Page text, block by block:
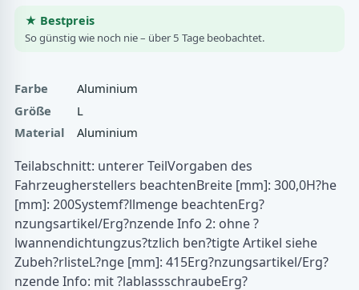
★ Bestpreis
So günstig wie noch nie – über 5 Tage beobachtet.
Farbe
Aluminium
Größe
L
Material
Aluminium
Teilabschnitt: unterer TeilVorgaben des
Fahrzeugherstellers beachtenBreite [mm]: 300,0H?he
[mm]: 200Systemf?llmenge beachtenErg?
nzungsartikel/Erg?nzende Info 2: ohne ?
lwannendichtungzus?tzlich ben?tigte Artikel siehe
Zubeh?rlisteL?nge [mm]: 415Erg?nzungsartikel/Erg?
nzende Info: mit ?lablassschraubeErg?